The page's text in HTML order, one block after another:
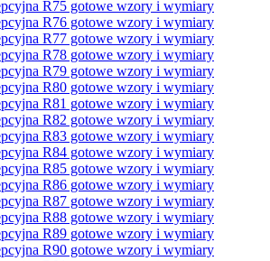
R75 gotowe wzory i wymiary
R76 gotowe wzory i wymiary
R77 gotowe wzory i wymiary
R78 gotowe wzory i wymiary
R79 gotowe wzory i wymiary
R80 gotowe wzory i wymiary
R81 gotowe wzory i wymiary
R82 gotowe wzory i wymiary
R83 gotowe wzory i wymiary
R84 gotowe wzory i wymiary
R85 gotowe wzory i wymiary
R86 gotowe wzory i wymiary
R87 gotowe wzory i wymiary
R88 gotowe wzory i wymiary
R89 gotowe wzory i wymiary
R90 gotowe wzory i wymiary